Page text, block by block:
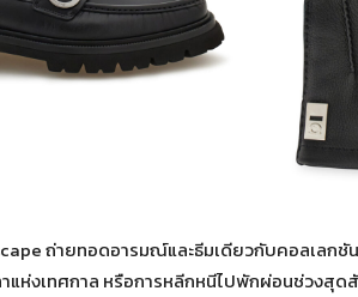
ถ่ายทอดอารมณ์และธีมเดียวกับคอลเลกชั
แห่งเทศกาล หรือการหลีกหนีไปพักผ่อนช่วงสุด